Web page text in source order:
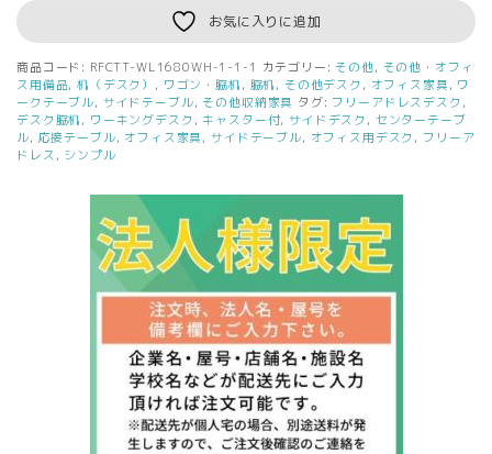
ャ
ス
ー
テ
ー
ブ
ル
W1600×D800
お気に入りに追加
商品コード: RFCTT-WL1680WH-1-1-1 カテゴリー:その他, その他・オフィ
ス用備品,机（デスク） , ワゴン・脇机 , 脇机 , その他デスク , オフィス家具 , ワ
ークテーブル, サイドテーブル,その他収納家具 タグ: フリーアドレスデスク ,
デスク脇机 , ワーキングデスク , キャスター付,サイドデスク , センターテーブ
ル, 応接テーブル, オフィス家具 , サイドテーブル, オフィス用デスク , フリーア
ドレス , シンプル